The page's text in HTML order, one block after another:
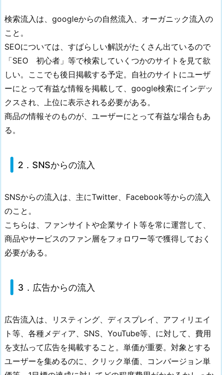
検索流入は、googleからの自然流入、オーガニック流入の
こと。
SEOについては、すばらしい解説がたくさん出ているので
「SEO 初心者」等で検索していくつかのサイトを見て欲
しい。ここでも後日掲載する予定。自社のサイトにユーザ
ーにとって有益な情報を掲載して、google検索にインデッ
クスされ、上位に表示される必要がある。
商品の情報そのものが、ユーザーにとって有益な場合もあ
る。
2．SNSからの流入
SNSからの流入は、主にTwitter、Facebook等からの流入
のこと。
こちらは、ファンサイトや企業サイト等を常に運営して、
商品やサービスのファン層をフォロワー等で獲得しておく
必要がある。
3．広告からの流入
広告流入は、リスティング、ディスプレイ、アフィリエイ
ト等、各種メディア、SNS、YouTube等、に対して、費用
を支払って広告を掲載すること。単価が重要。対象とする
ユーザーを集めるのに、クリック単価、コンバージョン単